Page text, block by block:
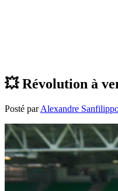
💥 Révolution à
Posté parAlexandre